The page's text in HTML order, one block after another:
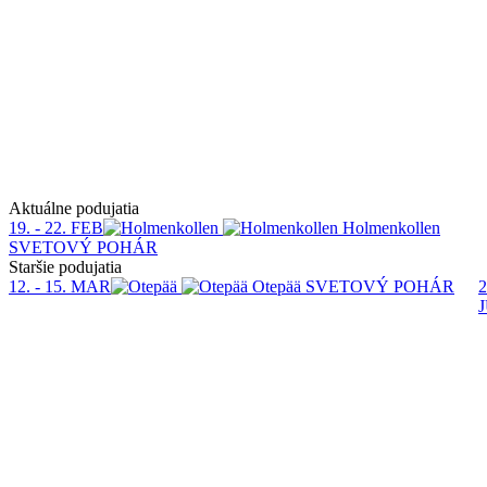
Aktuálne podujatia
19. - 22. FEB
Holmenkollen
SVETOVÝ POHÁR
Staršie podujatia
12. - 15. MAR
Otepää SVETOVÝ POHÁR